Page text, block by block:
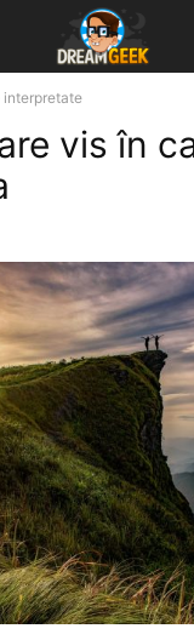
interpretate
vis în